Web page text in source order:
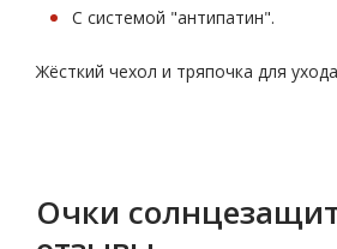
С системой "антипатин".
Жёсткий чехол и тряпочка для
Очки